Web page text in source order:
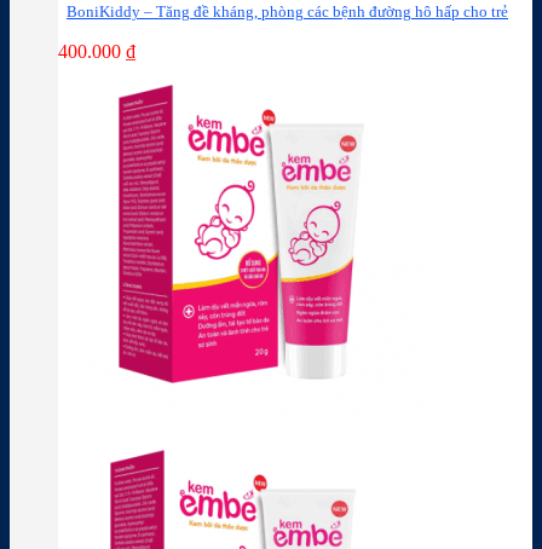
BoniKiddy – Tăng đề kháng, phòng các bệnh đường hô hấp cho trẻ
400.000 ₫